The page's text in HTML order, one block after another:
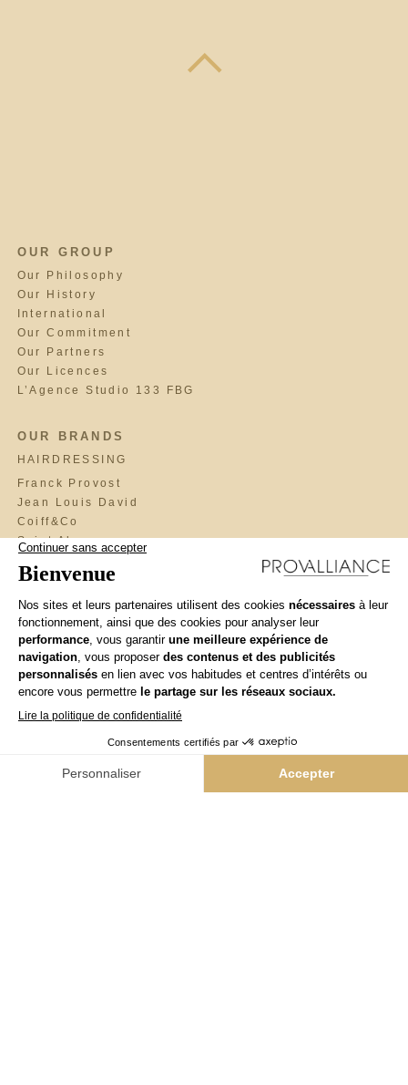
OUR GROUP
Our Philosophy
Our History
International
Our Commitment
Our Partners
Our Licences
L’Agence Studio 133 FBG
OUR BRANDS
HAIRDRESSING
Franck Provost
Jean Louis David
Coiff&Co
Saint Algue
Maniatis Paris
Cosmo
BrainWash
Llongueras
Interview
L'Atelier Intermède
Yes
Team Kappers